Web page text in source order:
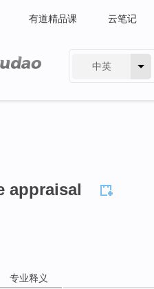
有道精品课 云笔记
中英
appraisal
专业释义